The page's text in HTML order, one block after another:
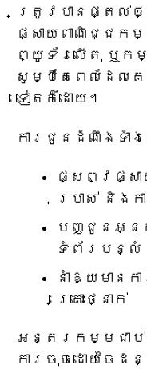
ត្រូវ​បាន​ផ្តល់​ឲ្
ផ្សាយ​ពាណិជ្ជកម្
ព្យូទ័រ​លើ​តុ ឬ​
សូម្បី​តែ​ពេល​ដែល​
ទៀត​ក៏​ដោយ។
ការជូនដំណឹងទាំងន
ផ្សព្វផ្សា
ប្រាស់ និង
បញ្ជូនអ្នក
ទំព័របន្លំ
នាំឱ្យមាន
គ្រោះថ្នាក់
អន្តរកម្មជាប់ល
ការចុចដោយចៃដ